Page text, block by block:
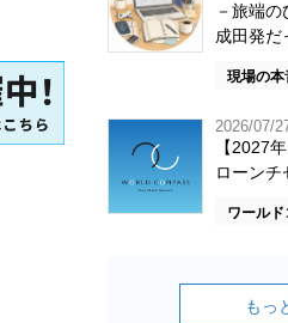
－旅端
成田発だ
現場の本
2026/07/
【2027
ローンチ
ワールド
もっ